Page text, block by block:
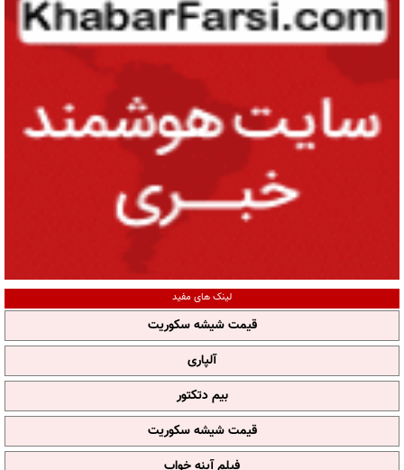
لینک های مفید
قیمت شیشه سکوریت
آلپاری
بیم دتکتور
قیمت شیشه سکوریت
فیلم آپنه خواب